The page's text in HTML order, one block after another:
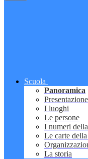
Scuola
Panoramica
Presentazione
I luoghi
Le persone
I numeri
Le carte
La storia